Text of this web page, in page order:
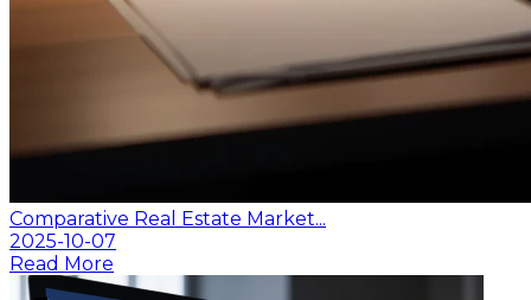
Comparative Real Estate Market...
2025-10-07
Read More